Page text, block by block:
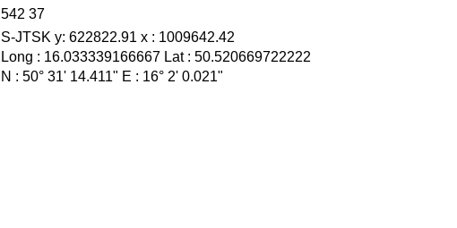
542 37
S-JTSK y: 622822.91 x : 1009642.42
Long : 16.033339166667 Lat : 50.520669722222
N : 50° 31' 14.411" E : 16° 2' 0.021"